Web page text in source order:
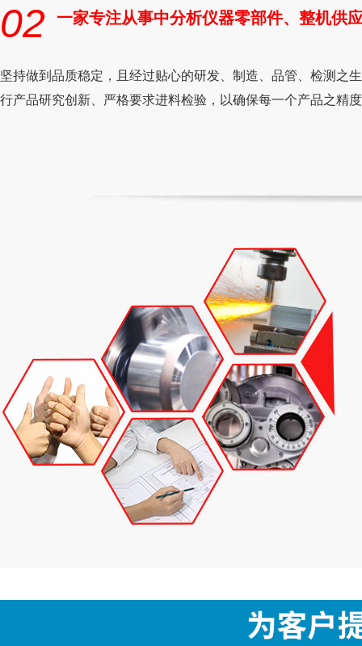
02 一家专注从事中分析仪器零部件、整机供
坚持做到品质稳定，且经过贴心的研发、制造、品管、检测之
行产品研究创新、严格要求进料检验，以确保每一个产品之精